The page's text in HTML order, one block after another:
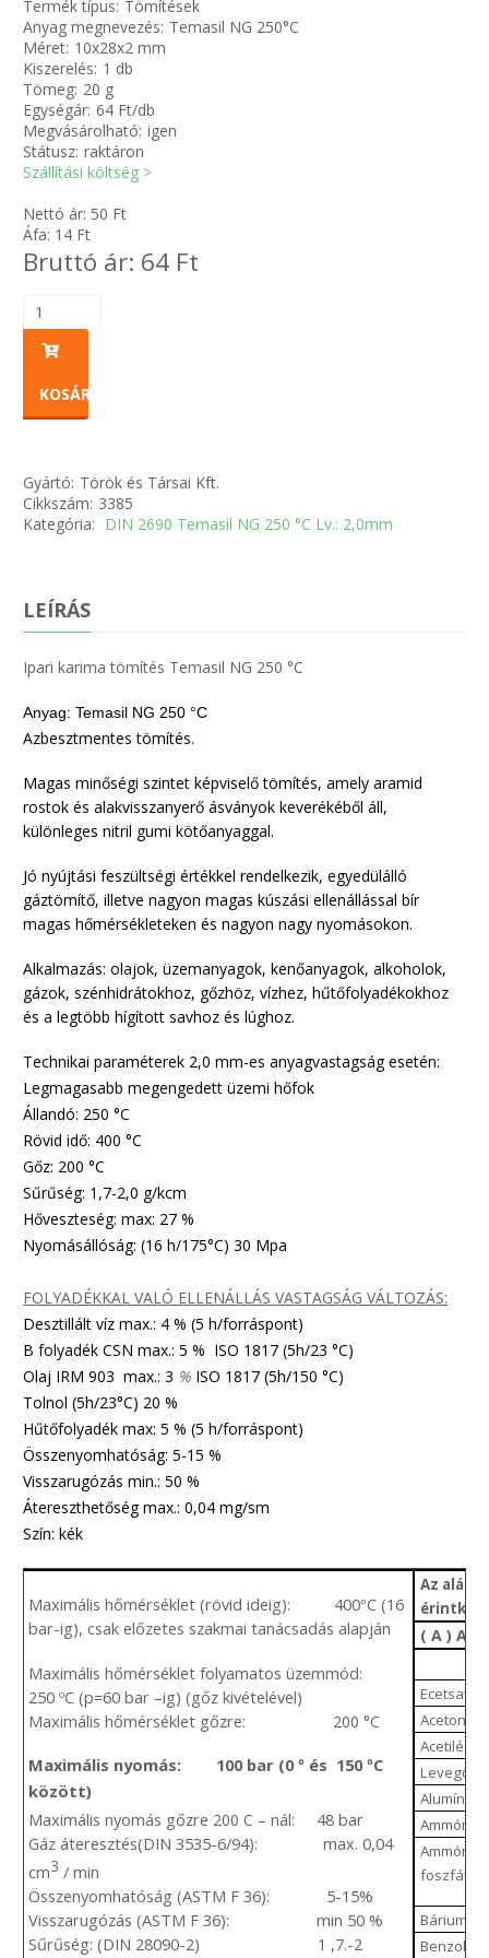
SIMÍTÓZÁRAS TASAK
ETETŐTÁL-TIPLI-GRANULÁTUM
Termék típus: Tömítések
Anyag megnevezés: Temasil NG 250°C
Méret: 10x28x2 mm
Kiszerelés: 1 db
Tömeg: 20 g
Egységár: 64 Ft/db
Megvásárolható: igen
Státusz: raktáron
Szállítási költség >
Nettó ár: 50 Ft
Áfa: 14 Ft
Bruttó ár: 64 Ft
KOSÁRBA
Gyártó: Török és Társai Kft.
Cikkszám: 3385
Kategória: DIN 2690 Temasil NG 250 °C Lv.: 2,0mm
LEÍRÁS
Ipari karima tömítés Temasil NG 250 °C
Anyag: Temasil NG 250 °C
Azbesztmentes tömítés.
Magas minőségi szintet képviselő tömítés, amely aramid
rostok és alakvisszanyerő ásványok keverékéből áll,
különleges nitril gumi kötőanyaggal.
Jó nyújtási feszültségi értékkel rendelkezik, egyedülálló
gáztömítő, illetve nagyon magas kúszási ellenállással bír
magas hőmérsékleteken és nagyon nagy nyomásokon.
Alkalmazás: olajok, üzemanyagok, kenőanyagok, alkoholok,
gázok, szénhidrátokhoz, gőzhöz, vízhez, hűtőfolyadékokhoz
és a legtöbb hígított savhoz és lúghoz.
Technikai paraméterek 2,0 mm-es anyagvastagság esetén:
Legmagasabb megengedett üzemi hőfok
Állandó: 250 °C
Rövid idő: 400 °C
Gőz: 200 °C
Sűrűség: 1,7-2,0 g/kcm
Hőveszteség: max: 27 %
Nyomásállóság: (16 h/175°C) 30 Mpa
FOLYADÉKKAL VALÓ ELLENÁLLÁS VASTAGSÁG VÁLTOZÁS:
Desztillált víz max.: 4 % (5 h/forráspont)
B folyadék CSN max.: 5 % ISO 1817 (5h/23 °C)
Olaj IRM 903 max.: 3 % ISO 1817 (5h/150 °C)
Tolnol (5h/23°C) 20 %
Hűtőfolyadék max: 5 % (5 h/forráspont)
Összenyomhatóság: 5-15 %
Visszarugózás min.: 50 %
Átereszthetőség max.: 0,04 mg/sm
Szín: kék
Maximális hőmérséklet (rövid ideig): 400°C (16
bar-ig), csak előzetes szakmai tanácsadás alapján
Maximális hőmérséklet folyamatos üzemmód:
250 ºC (p=60 bar –ig) (gőz kivételével)
Maximális hőmérséklet gőzre: 200 °C
Maximális nyomás: 100 bar (0 º és 150 ºC
között)
Maximális nyomás gőzre 200 C – nál: 48 bar
Gáz áteresztés(DIN 3535-6/94): max. 0,04
cm3 / min
Összenyomhatóság (ASTM F 36): 5-15%
Visszarugózás (ASTM F 36): min 50 %
Sűrűség: (DIN 28090-2) 1 ,7.-2
Az
( A )
Ecetsav
Aceton
Acetilén
Levegő
Ammónia
foszfát
Bárium-
Benzol